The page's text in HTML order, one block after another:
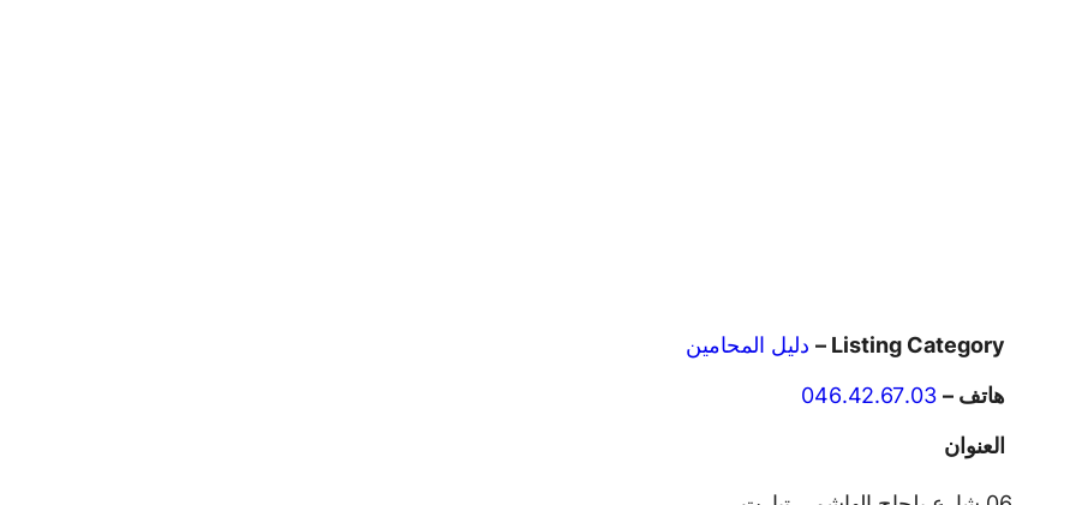
Listing Category –
دليل المحامين
هاتف – 046.42.67.03
العنوان